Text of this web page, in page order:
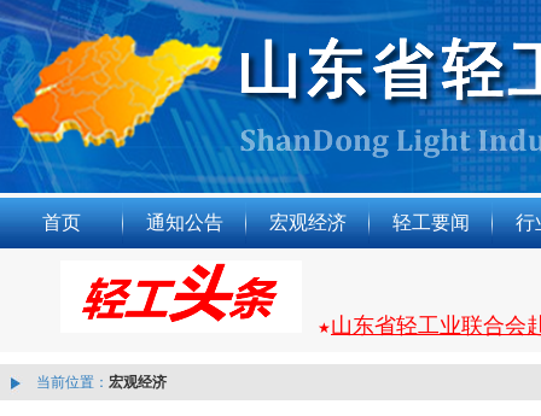
首页 通知公告 宏观经济 轻工要闻 行
★山东省轻工业联合会
当前位置： 宏观经济